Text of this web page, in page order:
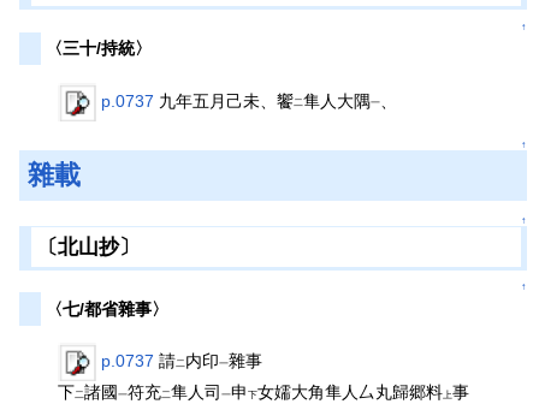
↑
〈三十/持統〉
p.0737 九年五月己未、饗二隼人大隅一
↑
雜載
↑
〔北山抄〕
↑
〈七/都省雜事〉
p.0737 請二内印一雜事
下二諸國一符充二隼人司一申下女嬬大角隼人厶丸歸郷料上事